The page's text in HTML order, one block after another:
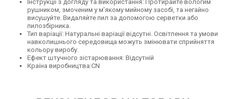
Інструкції з догляду та використання: Протирайте вологим
рушником, змоченим у м’якому мийному засобі, та негайно
висушуйте. Видаляйте пил за допомогою серветки або
пилозбірника.
Тип варіації: Натуральні варіації відсутні. Освітлення та умови
навколишнього середовища можуть змінювати сприйняття
кольору виробу.
Ефект штучного зістарювання: Відсутній
Країна виробництва:CN